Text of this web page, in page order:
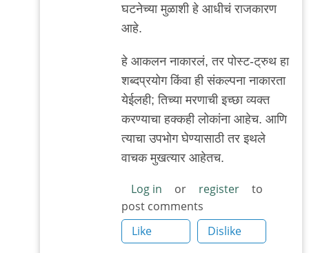
घटनेच्या मुळाशी हे आधीचं राजकारण
आहे.
हे आकलन नाकारलं, तर पोस्ट-ट्रुथ हा
शब्दप्रयोग किंवा ही संकल्पना नाकारता
येईलही; तिच्या मरणाची इच्छा व्यक्त
करण्याचा हक्कही लोकांना आहेच. आणि
त्याचा उपभोग घेण्यासाठी तर इथले
वाचक मुखत्यार आहेतच.
Log in or register
to
post comments
Like
Dislike